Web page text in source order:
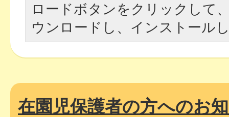
ロードボタンをクリックして
ウンロードし、インストール
在園児保護者の方へのお